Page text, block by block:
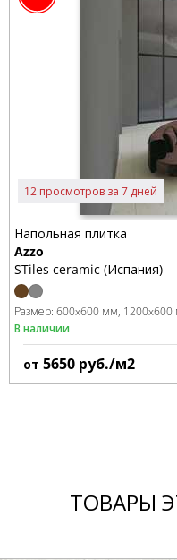
12 просмотров за 7 дней
Напольная плитка
Azzo
STiles ceramic (Испания)
Размер: 600x600 мм
В наличии
от 5650 руб./м2
ТОВАРЫ